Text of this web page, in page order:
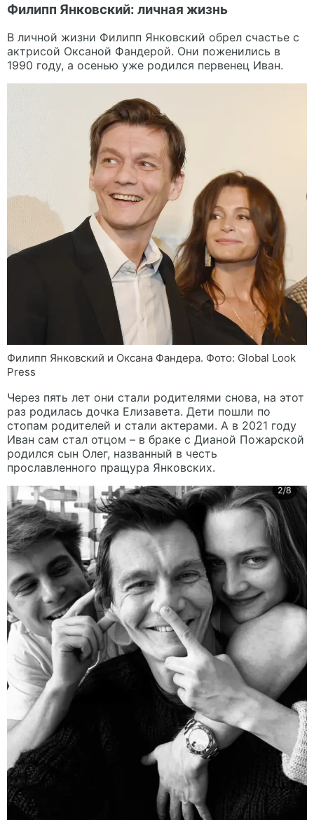
Филипп Янковский: личная жизнь
В личной жизни Филипп Янковский обрел счастье с
актрисой Оксаной Фандерой. Они поженились в
1990 году, а осенью уже родился первенец Иван.
Филипп Янковский и Оксана Фандера. Фото: Global Look
Press
Через пять лет они стали родителями снова, на этот
раз родилась дочка Елизавета. Дети пошли по
стопам родителей и стали актерами. А в 2021 году
Иван сам стал отцом – в браке с Дианой Пожарской
родился сын Олег, названный в честь
прославленного пращура Янковских.